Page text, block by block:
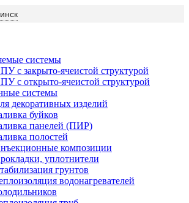
системы
с закрыто-ячеистой структурой
с открыто-ячеистой структурой
системы
декоративных изделий
буйков
панелей (ПИР)
полостей
композиции
уплотнители
грунтов
водонагревателей